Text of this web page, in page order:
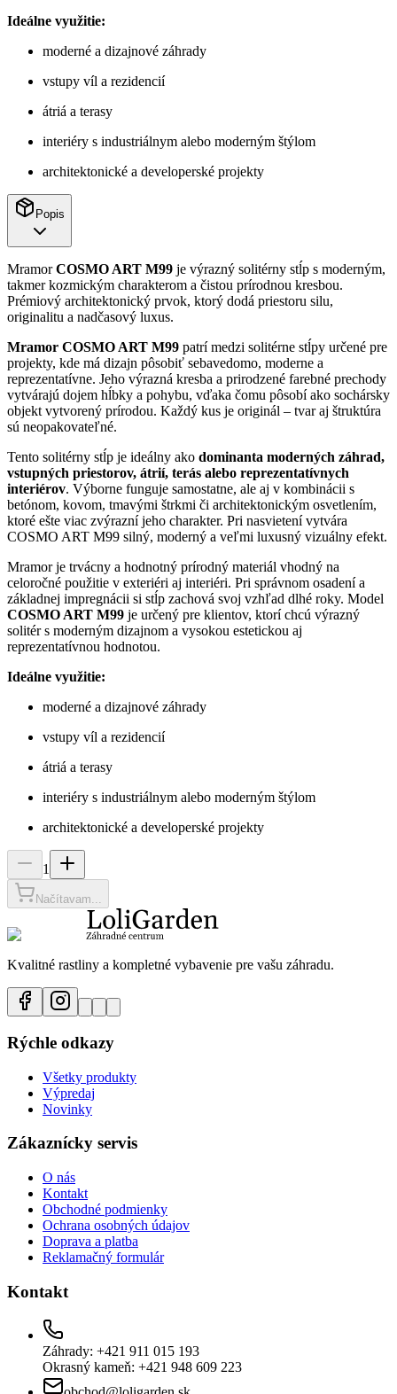
Ideálne využitie:
moderné a dizajnové záhrady
vstupy víl a rezidencií
átriá a terasy
interiéry s industriálnym alebo moderným štýlom
architektonické a developerské projekty
Popis
MramorCOSMO ART M99 je výrazný solitérny stĺp s moderným,
takmer kozmickým charakterom a čistou prírodnou kresbou.
Prémiový architektonický prvok, ktorý dodá priestoru silu,
originalitu a nadčasový luxus.
Mramor COSMO ART M99 patrí medzi solitérne stĺpy určené pre
projekty, kde má dizajn pôsobiť sebavedomo, moderne a
reprezentatívne. Jeho výrazná kresba a prirodzené farebné prechody
vytvárajú dojem hĺbky a pohybu, vďaka čomu pôsobí ako sochársky
objekt vytvorený prírodou. Každý kus je originál – tvar aj štruktúra
sú neopakovateľné.
Tento solitérny stĺp je ideálny ako dominanta moderných záhrad,
vstupných priestorov, átrií, terás alebo reprezentatívnych
interiérov. Výborne funguje samostatne, ale aj v kombinácii s
betónom, kovom, tmavými štrkmi či architektonickým osvetlením,
ktoré ešte viac zvýrazní jeho charakter. Pri nasvietení vytvára
COSMO ART M99 silný, moderný a veľmi luxusný vizuálny efekt.
Mramor je trvácny a hodnotný prírodný materiál vhodný na
celoročné použitie v exteriéri aj interiéri. Pri správnom osadení a
základnej impregnácii si stĺp zachová svoj vzhľad dlhé roky. Model
COSMO ART M99 je určený pre klientov, ktorí chcú výrazný
solitér s moderným dizajnom a vysokou estetickou aj
reprezentatívnou hodnotou.
Ideálne využitie:
moderné a dizajnové záhrady
vstupy víl a rezidencií
átriá a terasy
interiéry s industriálnym alebo moderným štýlom
architektonické a developerské projekty
1
Načítavam...
Kvalitné rastliny a kompletné vybavenie pre vašu záhradu.
Rýchle odkazy
Všetky produkty
Výpredaj
Novinky
Zákaznícky servis
O nás
Kontakt
Obchodné podmienky
Ochrana osobných údajov
Doprava a platba
Reklamačný formulár
Kontakt
Záhrady: +421 911 015 193
Okrasný kameň: +421 948 609 223